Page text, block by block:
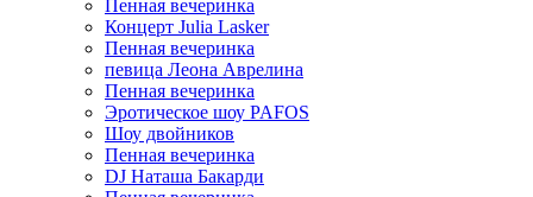
Пенная вечеринка
Концерт Julia Lasker
Пенная вечеринка
певица Леона Аврелина
Пенная вечеринка
Эротическое шоу PAFOS
Шоу двойников
Пенная вечеринка
DJ Наташа Бакарди